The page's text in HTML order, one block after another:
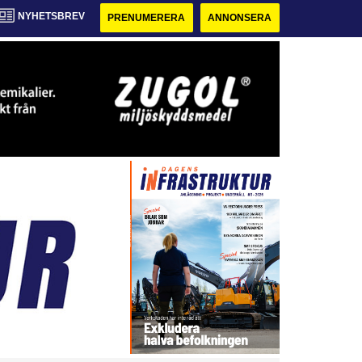
NYHETSBREV PRENUMERERA ANNONSERA